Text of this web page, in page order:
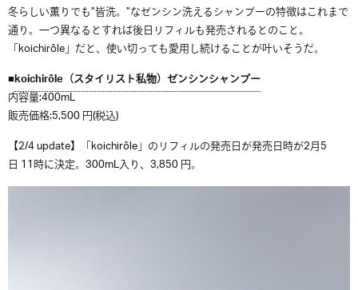
冬らしい薫りでも”皆洗。”なゼンシン洗えるシャンプーの特徴はこれまで
通り。一つ異なるとすれば後日リフィルも発売されるとのこと。
「koichirôle」だと、使い切っても愛用し続けることが叶いそうだ。
■koichirôle（スタイリスト私物）ゼンシンシャンプー
内容量:400mL
販売価格:5,500 円(税込)
【2/4 update】「koichirôle」のリフィルの発売日が発売日時が2月5
日 11時に決定。300mL入り、3,850 円。